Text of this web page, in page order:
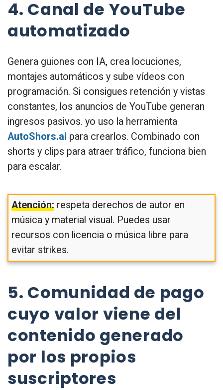
4. Canal de YouTube
automatizado
Genera guiones con IA, crea locuciones,
montajes automáticos y sube vídeos con
programación. Si consigues retención y vistas
constantes, los anuncios de YouTube generan
ingresos pasivos. yo uso la herramienta
AutoShors.ai para crearlos. Combinado con
shorts y clips para atraer tráfico, funciona bien
para escalar.
Atención:respeta derechos de autor en
música y material visual. Puedes usar
recursos con licencia o música libre para
evitar strikes.
5. Comunidad de pago
cuyo valor viene del
contenido generado
por los propios
suscriptores